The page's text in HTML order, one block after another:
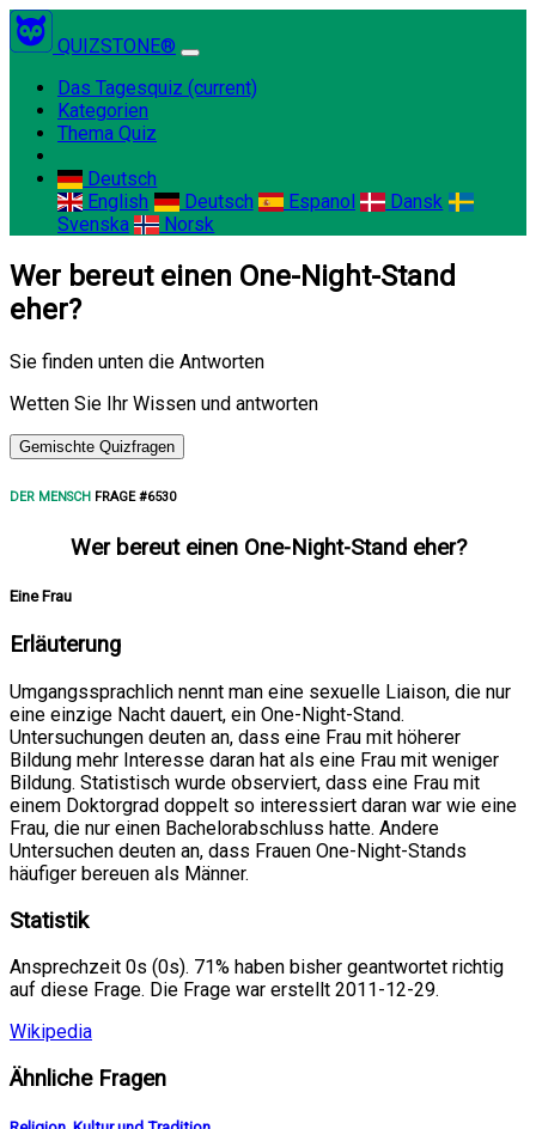
QUIZSTONE®
Das Tagesquiz (current)
Kategorien
Thema Quiz
Deutsch
English
Deutsch Espanol
Dansk
Svenska
Norsk
Wer bereut einen One-Night-Stand
eher?
Sie finden unten die Antworten
Wetten Sie Ihr Wissen und antworten
Gemischte Quizfragen
DER MENSCH FRAGE #6530
Wer bereut einen One-Night-Stand eher?
Eine Frau
Erläuterung
Umgangssprachlich nennt man eine sexuelle Liaison, die nur
eine einzige Nacht dauert, ein One-Night-Stand.
Untersuchungen deuten an, dass eine Frau mit höherer
Bildung mehr Interesse daran hat als eine Frau mit weniger
Bildung. Statistisch wurde observiert, dass eine Frau mit
einem Doktorgrad doppelt so interessiert daran war wie eine
Frau, die nur einen Bachelorabschluss hatte. Andere
Untersuchen deuten an, dass Frauen One-Night-Stands
häufiger bereuen als Männer.
Statistik
Ansprechzeit 0s (0s). 71% haben bisher geantwortet richtig
auf diese Frage. Die Frage war erstellt 2011-12-29.
Wikipedia
Ähnliche Fragen